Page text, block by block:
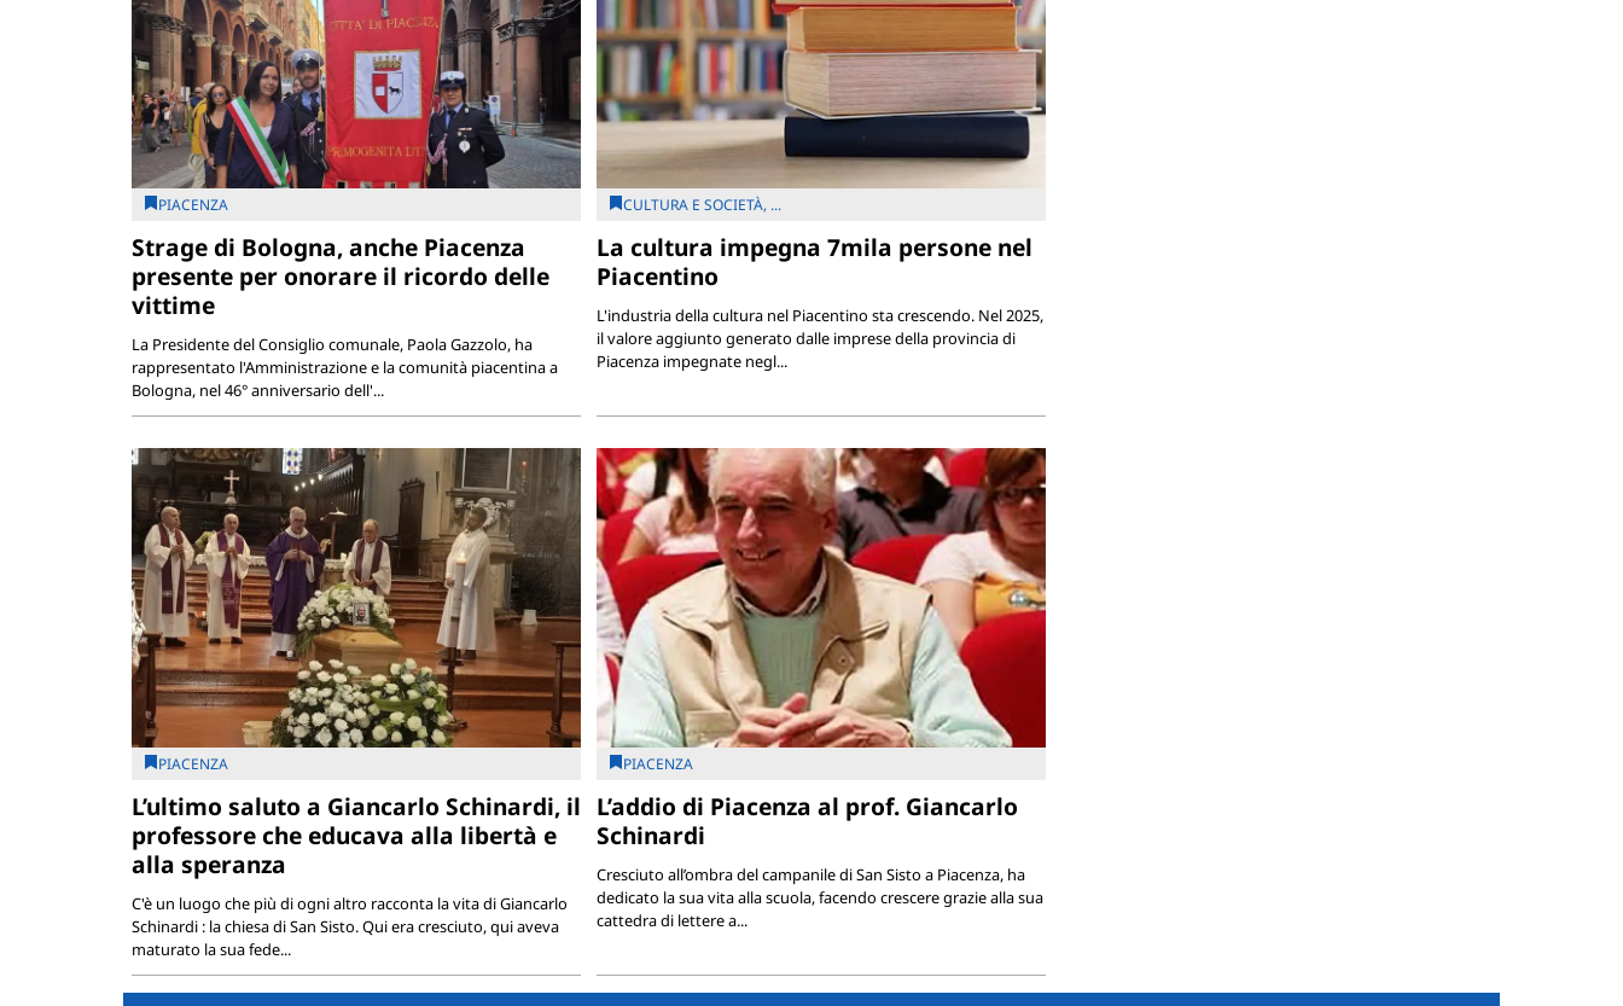
PIACENZA
Strage di Bologna, anche Piacenza
presente per onorare il ricordo delle
vittime
La Presidente del Consiglio comunale, Paola Gazzolo, ha
rappresentato l'Amministrazione e la comunità piacentina a
Bologna, nel 46° anniversario dell'...
CULTURA E SOCIETÀ, ...
La cultura impegna 7mila persone nel
Piacentino
L'industria della cultura nel Piacentino sta crescendo. Nel 2025,
il valore aggiunto generato dalle imprese della provincia di
Piacenza impegnate negl...
PIACENZA
L’ultimo saluto a Giancarlo Schinardi, il
professore che educava alla libertà e
alla speranza
C'è un luogo che più di ogni altro racconta la vita di Giancarlo
Schinardi : la chiesa di San Sisto. Qui era cresciuto, qui aveva
maturato la sua fede...
PIACENZA
L’addio di Piacenza al prof. Giancarlo
Schinardi
Cresciuto all’ombra del campanile di San Sisto a Piacenza, ha
dedicato la sua vita alla scuola, facendo crescere grazie alla sua
cattedra di lettere a...